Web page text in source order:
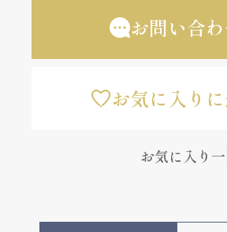
お問い合
お気に入り
お気に入り